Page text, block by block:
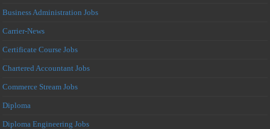
Business Administration Jobs
Carrier-News
Certificate Course Jobs
Chartered Accountant Jobs
Commerce Stream Jobs
Diploma
Diploma Engineering Jobs